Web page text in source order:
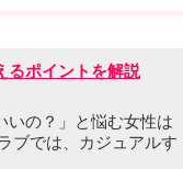
るポイントを解説
いの？」と悩む女性は
ブでは、カジュアルす